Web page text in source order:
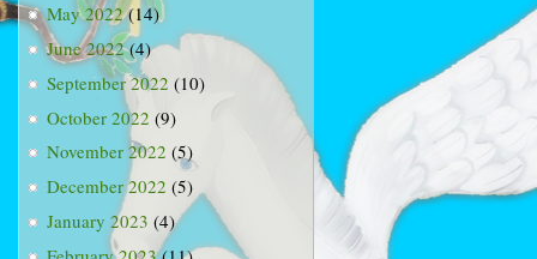
May 2022(14)
June 2022(4)
September 2022 (10)
October 2022 (9)
November 2022 (5)
December 2022 (5)
January 2023 (4)